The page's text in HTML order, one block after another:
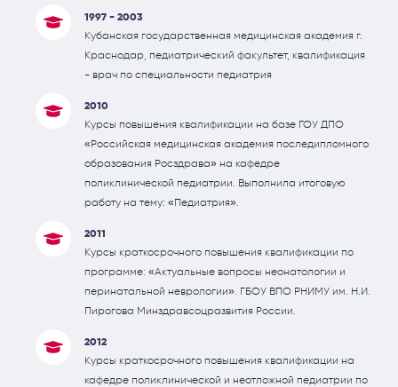
1997 - 2003
Кубанская государственная медицинская академия г.
Краснодар, педиатрический факультет, квалификация
- врач по специальности педиатрия
2010
Курсы повышения квалификации на базе ГОУ ДПО
«Российская медицинская академия последипломного
образования Росздрава» на кафедре
поликлинической педиатрии. Выполнила итоговую
работу на тему: «Педиатрия».
2011
Курсы краткосрочного повышения квалификации по
программе: «Актуальные вопросы неонатологии и
перинатальной неврологии». ГБОУ ВПО РНИМУ им. Н.И.
Пирогова Минздравсоцразвития России.
2012
Курсы краткосрочного повышения квалификации на
кафедре поликлинической и неотложной педиатрии по